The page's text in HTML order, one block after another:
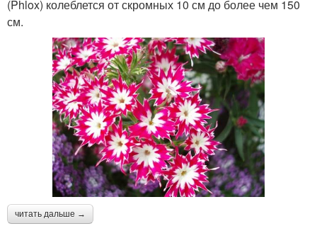
(Phlox) колеблется от скромных 10 см до более чем 150
см.
читать дальше →